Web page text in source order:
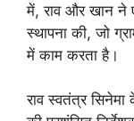
में, राव और खान ने
स्थापना की, जो
में काम करता है।
राव स्वतंत्र